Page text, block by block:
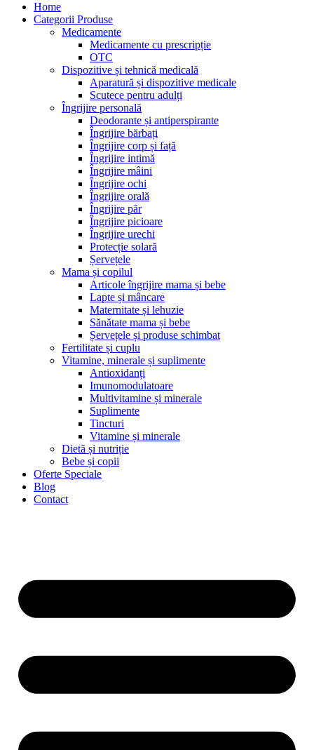
Home
Categorii Produse
Medicamente
Medicamente cu prescripție
OTC
Dispozitive și tehnică medicală
Aparatură și dispozitive medicale
Scutece pentru adulți
Îngrijire personală
Deodorante și antiperspirante
Îngrijire bărbați
Îngrijire corp și față
Îngrijire intimă
Îngrijire mâini
Îngrijire ochi
Îngrijire orală
Îngrijire păr
Îngrijire picioare
Îngrijire urechi
Protecție solară
Șervețele
Mama și copilul
Articole îngrijire mama și bebe
Lapte și mâncare
Maternitate și lehuzie
Sănătate mama și bebe
Șervețele și produse schimbat
Fertilitate și cuplu
Vitamine, minerale și suplimente
Antioxidanți
Imunomodulatoare
Multivitamine și minerale
Suplimente
Tincturi
Vitamine și minerale
Dietă și nutriție
Bebe și copii
Oferte Speciale
Blog
Contact